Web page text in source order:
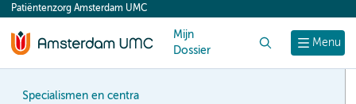
content
Menu
Patiëntenzorg Amsterdam UMC
Mijn
Dossier
Specialismen en centra